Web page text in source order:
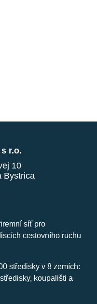
r.o.
10
Bystrica
síť pro
cestovního ruchu
středisky v 8 zemích:
koupališti a